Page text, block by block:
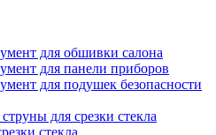
для обшивки салона
для панели приборов
для подушек безопасности
для срезки стекла
стекла